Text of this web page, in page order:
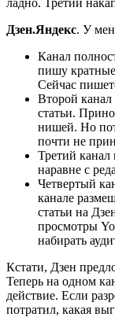
Дзен.Яндекс. У
Канал
пишу
Сейчас
Второй канал
статьи.
нишей. Но
почти не
Третий канал
наравне с
Четвертый
канале
статьи на
просмотры
набирать
Кстати, Дзен
Теперь на одном
действие. Если
потратил, какая